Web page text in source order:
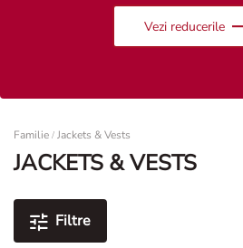
Vezi reducerile
Familie / Jackets & Vests
JACKETS & VESTS
Filtre